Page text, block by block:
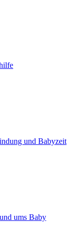
und Babyzeit
ums Baby